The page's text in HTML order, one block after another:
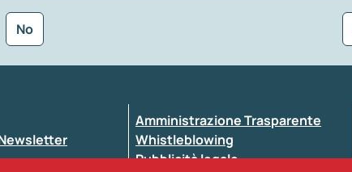
No
Seleziona la tipologia della segnalazione
Amministrazione Trasparente
Whistleblowing
Pubblicità legale